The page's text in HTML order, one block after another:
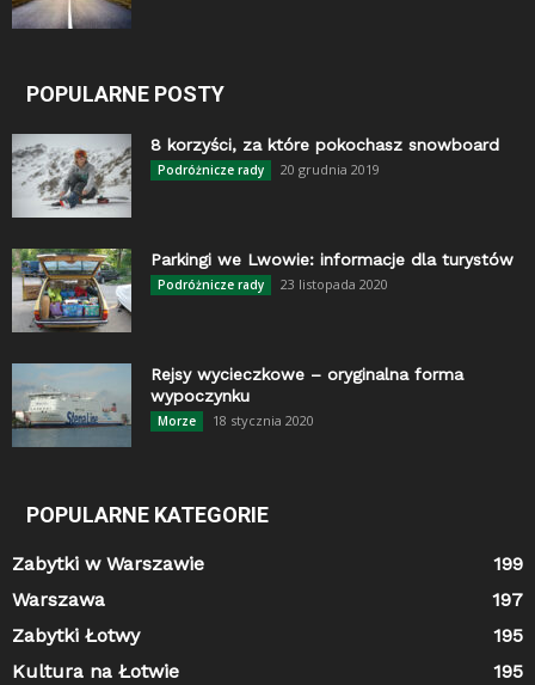
POPULARNE POSTY
8 korzyści, za które pokochasz snowboard
Podróżnicze rady 20 grudnia 2019
Parkingi we Lwowie: informacje dla turystów
Podróżnicze rady 23 listopada 2020
Rejsy wycieczkowe – oryginalna forma
wypoczynku
Morze 18 stycznia 2020
POPULARNE KATEGORIE
Zabytki w Warszawie
199
Warszawa
197
Zabytki Łotwy
195
Kultura na Łotwie
195